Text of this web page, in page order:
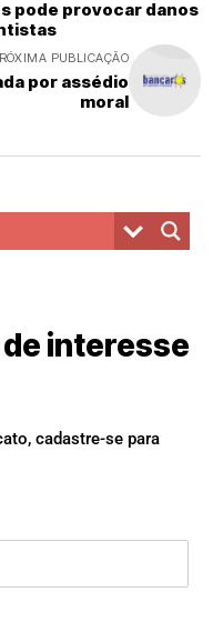
pode provocar danos
PUBLICAÇÃO
por assédio
moral
interesse
cadastre-se para